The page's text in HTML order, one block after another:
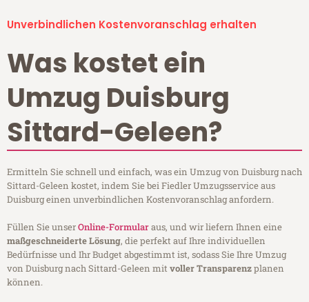
Unverbindlichen Kostenvoranschlag erhalten
Was kostet ein
Umzug Duisburg
Sittard-Geleen?
Ermitteln Sie schnell und einfach, was ein Umzug von Duisburg nach
Sittard-Geleen kostet, indem Sie bei Fiedler Umzugsservice aus
Duisburg einen unverbindlichen Kostenvoranschlag anfordern.
Füllen Sie unserOnline-Formularaus, und wir liefern Ihnen eine
maßgeschneiderte Lösung, die perfekt auf Ihre individuellen
Bedürfnisse und Ihr Budget abgestimmt ist, sodass Sie Ihre Umzug
von Duisburg nach Sittard-Geleen mitvoller Transparenzplanen
können.